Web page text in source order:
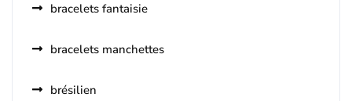
bracelets fantaisie
bracelets manchettes
brésilien